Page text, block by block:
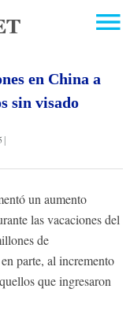
en China a
sin visado
un aumento
las vacaciones del
de
parte, al incremento
que ingresaron